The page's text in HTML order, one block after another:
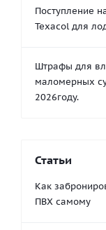
Поступление
Texacol для
Штрафы для
маломерных
2026году.
Статьи
Как
ПВХ самому